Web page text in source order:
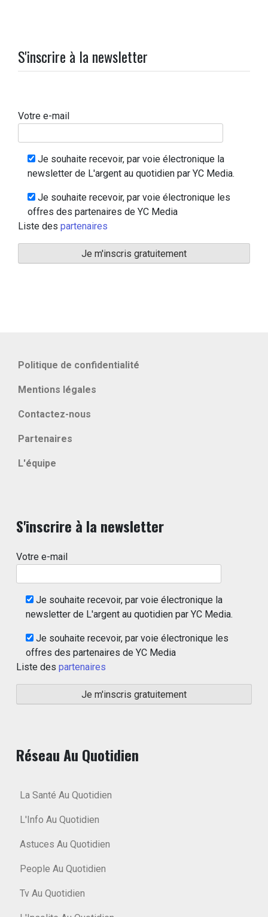
S'inscrire à la newsletter
Votre e-mail
Je souhaite recevoir, par voie électronique la
newsletter de L'argent au quotidien par YC Media.
Je souhaite recevoir, par voie électronique les
offres des partenaires de YC Media
Liste des partenaires
Politique de confidentialité
Mentions légales
Contactez-nous
Partenaires
L'équipe
S'inscrire à la newsletter
Votre e-mail
Je souhaite recevoir, par voie électronique la
newsletter de L'argent au quotidien par YC Media.
Je souhaite recevoir, par voie électronique les
offres des partenaires de YC Media
Liste des partenaires
Réseau Au Quotidien
La Santé Au Quotidien
L'Info Au Quotidien
Astuces Au Quotidien
People Au Quotidien
Tv Au Quotidien